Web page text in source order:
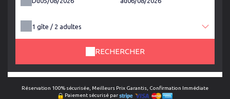
1 gîte / 2 adultes
RECHERCHER
Réservation 100% sécurisée, Meilleurs Prix Garantis, Confirmation Immédiate
Paiement sécurisé par